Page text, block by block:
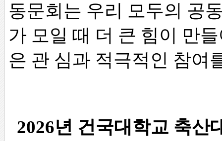
동문회는 우리 모두의 공
가 모일 때 더 큰 힘이 만
은 관 심과 적극적인 참여
2026년 건국대학교 축산